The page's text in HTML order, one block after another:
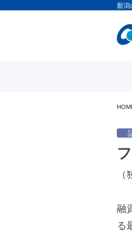
新潟
融
る